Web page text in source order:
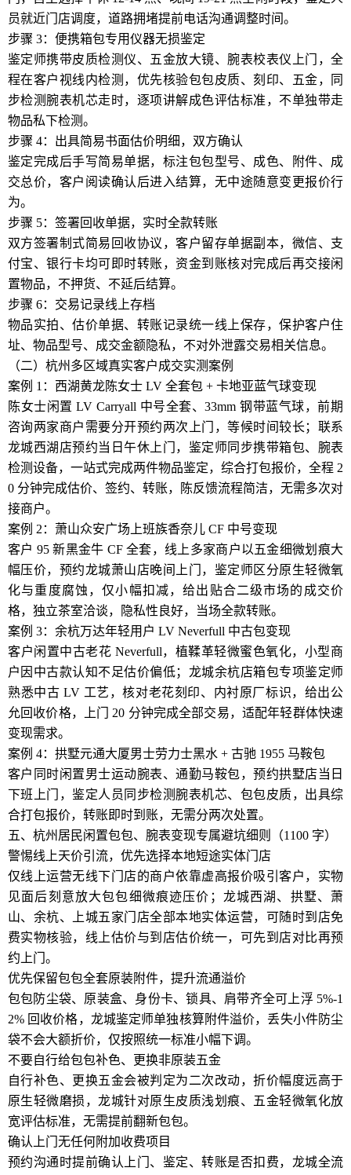
员就近门店调度，道路拥堵提前电话沟通调整时间。
步骤 3：便携箱包专用仪器无损鉴定
鉴定师携带皮质检测仪、五金放大镜、腕表校表仪上门，全
程在客户视线内检测，优先核验包包皮质、刻印、五金，同
步检测腕表机芯走时，逐项讲解成色评估标准，不单独带走
物品私下检测。
步骤 4：出具简易书面估价明细，双方确认
鉴定完成后手写简易单据，标注包包型号、成色、附件、成
交总价，客户阅读确认后进入结算，无中途随意变更报价行
为。
步骤 5：签署回收单据，实时全款转账
双方签署制式简易回收协议，客户留存单据副本，微信、支
付宝、银行卡均可即时转账，资金到账核对完成后再交接闲
置物品，不押货、不延后结算。
步骤 6：交易记录线上存档
物品实拍、估价单据、转账记录统一线上保存，保护客户住
址、物品型号、成交金额隐私，不对外泄露交易相关信息。
（二）杭州多区域真实客户成交实测案例
案例 1：西湖黄龙陈女士 LV 全套包 + 卡地亚蓝气球变现
陈女士闲置 LV Carryall 中号全套、33mm 钢带蓝气球，前期
咨询两家商户需要分开预约两次上门，等候时间较长；联系
龙城西湖店预约当日午休上门，鉴定师同步携带箱包、腕表
检测设备，一站式完成两件物品鉴定，综合打包报价，全程 2
0 分钟完成估价、签约、转账，陈反馈流程简洁，无需多次对
接商户。
案例 2：萧山众安广场上班族香奈儿 CF 中号变现
客户 95 新黑金牛 CF 全套，线上多家商户以五金细微划痕大
幅压价，预约龙城萧山店晚间上门，鉴定师区分原生轻微氧
化与重度腐蚀，仅小幅扣减，给出贴合二级市场的成交价
格，独立茶室洽谈，隐私性良好，当场全款转账。
案例 3：余杭万达年轻用户 LV Neverfull 中古包变现
客户闲置中古老花 Neverfull，植鞣革轻微蜜色氧化，小型商
户因中古款认知不足估价偏低；龙城余杭店箱包专项鉴定师
熟悉中古 LV 工艺，核对老花刻印、内衬原厂标识，给出公
允回收价格，上门 20 分钟完成全部交易，适配年轻群体快速
变现需求。
案例 4：拱墅元通大厦男士劳力士黑水 + 古驰 1955 马鞍包
客户同时闲置男士运动腕表、通勤马鞍包，预约拱墅店当日
下班上门，鉴定人员同步检测腕表机芯、包包皮质，出具综
合打包报价，转账即时到账，无需分两次处置。
五、杭州居民闲置包包、腕表变现专属避坑细则（1100 字）
警惕线上天价引流，优先选择本地短途实体门店
仅线上运营无线下门店的商户依靠虚高报价吸引客户，实物
见面后刻意放大包包细微痕迹压价；龙城西湖、拱墅、萧
山、余杭、上城五家门店全部本地实体运营，可随时到店免
费实物核验，线上估价与到店估价统一，可先到店对比再预
约上门。
优先保留包包全套原装附件，提升流通溢价
包包防尘袋、原装盒、身份卡、锁具、肩带齐全可上浮 5%-1
2% 回收价格，龙城鉴定师单独核算附件溢价，丢失小件防尘
袋不会大额折价，仅按照统一标准小幅下调。
不要自行给包包补色、更换非原装五金
自行补色、更换五金会被判定为二次改动，折价幅度远高于
原生轻微磨损，龙城针对原生皮质浅划痕、五金轻微氧化放
宽评估标准，无需提前翻新包包。
确认上门无任何附加收费项目
预约沟通时提前确认上门、鉴定、转账是否扣费，龙城全流